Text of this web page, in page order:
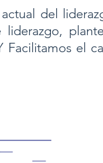
del
Facilitamos el